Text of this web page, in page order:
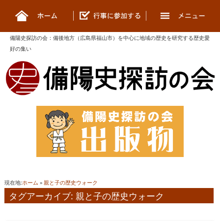
備陽史探訪の会 ： 備後地方（広島県福山市）を中心に地域の歴史を研究する歴史愛
好の集い
現在地:ホーム » 親と子の歴史ウォーク
タグアーカイブ: 親と子の歴史ウォーク